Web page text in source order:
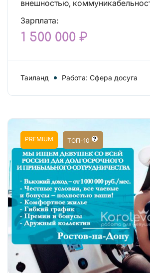
внешностью,
Зарплата:
1 500 000 ₽
Таиланд Работа: Сфера досуга
PREMIUM ТОП-10